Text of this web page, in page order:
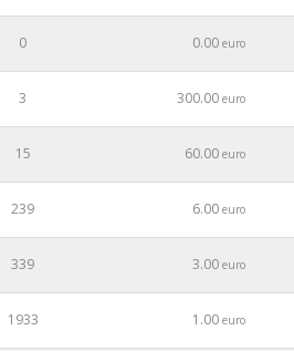
0 0.00 euro
3 300.00 euro
15 60.00 euro
239 6.00 euro
339 3.00 euro
1933 1.00 euro